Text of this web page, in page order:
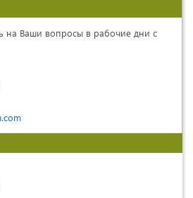
на Ваши вопросы в рабочие дни с